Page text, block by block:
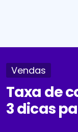
Vendas
Taxa de
3 dicas